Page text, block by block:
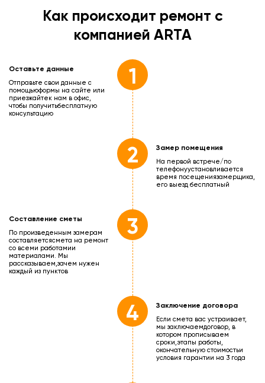
Как происходит ремонт с
компанией ARTA
Оставьте данные
Отправьте свои данные с
помощьюформы на сайте или
приезжайтек нам в офис,
чтобы получитьбесплатную
консультацию
1
Замер помещения
На первой встрече/по
телефонуустановливается
время посещениязамерщика,
его выезд бесплатный
2
Составление сметы
По произведенным замерам
составляетсясмета на ремонт
со всеми работамии
материалами. Мы
рассказываем,зачем нужен
каждый из пунктов
3
Заключение договора
Если смета вас устраивает,
мы заключаемдоговор, в
котором прописываем
сроки,этапы работы,
окончательную стоимостьи
условия гарантии на 3 года
4